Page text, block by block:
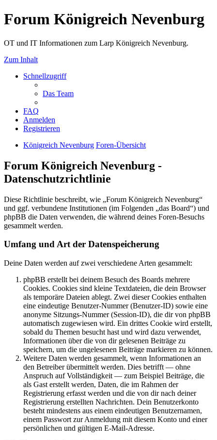
Forum Königreich Nevenburg
OT und IT Informationen zum Larp Königreich Nevenburg.
Zum Inhalt
Schnellzugriff
Das Team
FAQ
Anmelden
Registrieren
Königreich Nevenburg Foren-Übersicht
Forum Königreich Nevenburg -
Datenschutzrichtlinie
Diese Richtlinie beschreibt, wie „Forum Königreich Nevenburg“
und ggf. verbundene Institutionen (im Folgenden „das Board“) und
phpBB die Daten verwenden, die während deines Foren-Besuchs
gesammelt werden.
Umfang und Art der Datenspeicherung
Deine Daten werden auf zwei verschiedene Arten gesammelt:
phpBB erstellt bei deinem Besuch des Boards mehrere
Cookies. Cookies sind kleine Textdateien, die dein Browser
als temporäre Dateien ablegt. Zwei dieser Cookies enthalten
eine eindeutige Benutzer-Nummer (Benutzer-ID) sowie eine
anonyme Sitzungs-Nummer (Session-ID), die dir von phpBB
automatisch zugewiesen wird. Ein drittes Cookie wird erstellt,
sobald du Themen besucht hast und wird dazu verwendet,
Informationen über die von dir gelesenen Beiträge zu
speichern, um die ungelesenen Beiträge markieren zu können.
Weitere Daten werden gesammelt, wenn Informationen an
den Betreiber übermittelt werden. Dies betrifft — ohne
Anspruch auf Vollständigkeit — zum Beispiel Beiträge, die
als Gast erstellt werden, Daten, die im Rahmen der
Registrierung erfasst werden und die von dir nach deiner
Registrierung erstellten Nachrichten. Dein Benutzerkonto
besteht mindestens aus einem eindeutigen Benutzernamen,
einem Passwort zur Anmeldung mit diesem Konto und einer
persönlichen und gültigen E-Mail-Adresse.